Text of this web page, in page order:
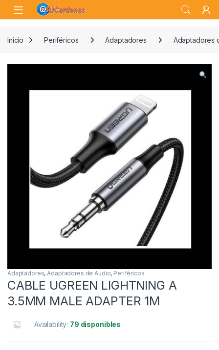
Skip to navigation
Skip to content
Open
Inicio Periféricos Adaptadores Adaptadores
Adaptadores,Adaptadores de Audio, Periféricos
CABLE UGREEN LIGHTNING A
3.5MM MALE ADAPTER 1M
Availability: 79 disponibles